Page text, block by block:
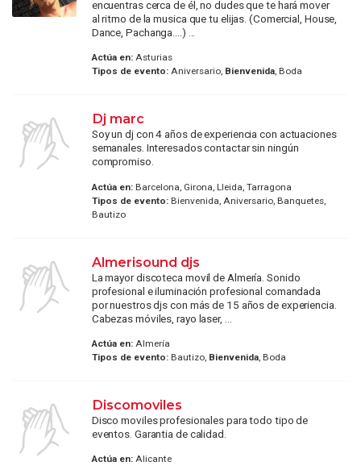
encuentras cerca de él, no dudes que te hará mover
al ritmo de la musica que tu elijas. (Comercial, House,
Dance, Pachanga....) ...
Actúa en:Asturias
Tipos de evento:Aniversario, Bienvenida, Boda
Dj marc
Soy un dj con 4 años de experiencia con actuaciones
semanales. Interesados contactar sin ningún
compromiso.
Actúa en:Barcelona, Girona, Lleida, Tarragona
Tipos de evento:Bienvenida, Aniversario, Banquetes,
Bautizo
Almerisound djs
La mayor discoteca movil de Almería. Sonido
profesional e iluminación profesional comandada
por nuestros djs con más de 15 años de experiencia.
Cabezas móviles, rayo laser, ...
Actúa en:Almería
Tipos de evento:Bautizo, Bienvenida, Boda
Discomoviles
Disco moviles profesionales para todo tipo de
eventos. Garantia de calidad.
Actúa en:Alicante